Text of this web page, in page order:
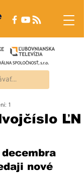
ĽN
1
nové